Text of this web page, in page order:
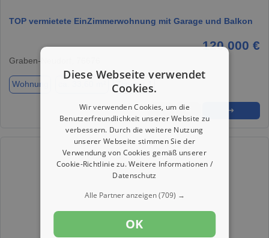
TOP vermietete EinZimmerwohnung mit Garage und Balkon
120.000 €
Graben-Neudorf, 76676
Wohnung Zimmer 1
★ ➦ ➜
Diese Webseite verwendet
Cookies.
Wir verwenden Cookies, um die
Benutzerfreundlichkeit unserer Website zu
verbessern. Durch die weitere Nutzung
unserer Webseite stimmen Sie der
Verwendung von Cookies gemäß unserer
Cookie-Richtlinie zu.Weitere Informationen /
Datenschutz
Alle Partner anzeigen(709) →
OK